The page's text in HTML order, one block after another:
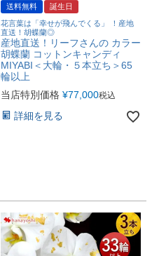
送料無料
誕生日
花言葉は「幸せが飛んでくる」 ！産地
直送！胡蝶蘭◎
産地直送！リーフさんの カラー
胡蝶蘭 コットンキャンディ
MIYABI＜大輪・５本立ち＞65
輪以上
当店特別価格 ¥77,000税込
詳細を見る